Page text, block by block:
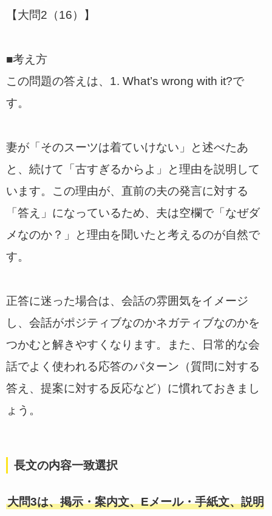
【大問2（16）】
■考え方
この問題の答えは、1. What’s wrong with it?で
す。
妻が「そのスーツは着ていけない」と述べたあ
と、続けて「古すぎるからよ」と理由を説明して
います。この理由が、直前の夫の発言に対する
「答え」になっているため、夫は空欄で「なぜダ
メなのか？」と理由を聞いたと考えるのが自然で
す。
正答に迷った場合は、会話の雰囲気をイメージ
し、会話がポジティブなのかネガティブなのかを
つかむと解きやすくなります。また、日常的な会
話でよく使われる応答のパターン（質問に対する
答え、提案に対する反応など）に慣れておきまし
ょう。
長文の内容一致選択
大問3は、掲示・案内文、Eメール・手紙文、説明